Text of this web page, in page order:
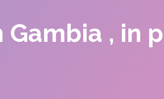
, in